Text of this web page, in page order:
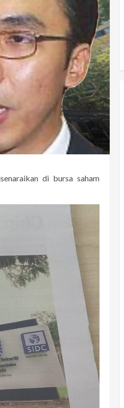
di bursa saham